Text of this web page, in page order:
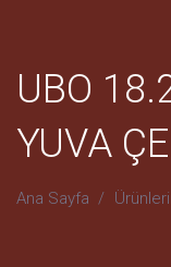
UBO
YUVA
Ana Sayfa